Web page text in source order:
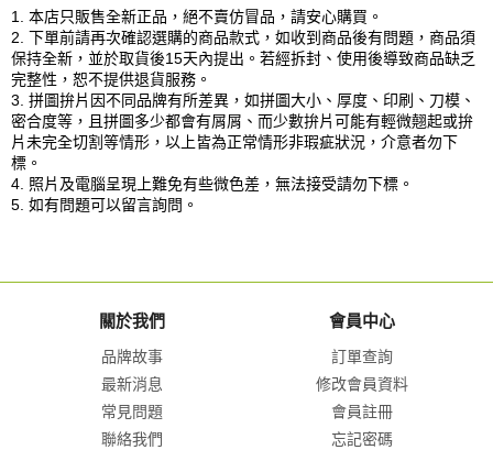
1. 本店只販售全新正品，絕不賣仿冒品，請安心購買。
2. 下單前請再次確認選購的商品款式，如收到商品後有問題，商品須
保持全新，並於取貨後15天內提出。若經拆封、使用後導致商品缺乏
完整性，恕不提供退貨服務。
3. 拼圖拚片因不同品牌有所差異，如拼圖大小、厚度、印刷、刀模、
密合度等，且拼圖多少都會有屑屑、而少數拚片可能有輕微翹起或拚
片未完全切割等情形，以上皆為正常情形非瑕疵狀況，介意者勿下
標。
4. 照片及電腦呈現上難免有些微色差，無法接受請勿下標。
5. 如有問題可以留言詢問。
關於我們
品牌故事
最新消息
常見問題
聯絡我們
會員中心
訂單查詢
修改會員資料
會員註冊
忘記密碼